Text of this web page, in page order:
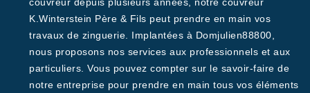
K.Winterstein Père & Fils peut prendre en main vos
travaux de zinguerie. Implantées à Domjulien88800,
nous proposons nos services aux professionnels et aux
particuliers. Vous pouvez compter sur le savoir-faire de
notre entreprise pour prendre en main tous vos éléments